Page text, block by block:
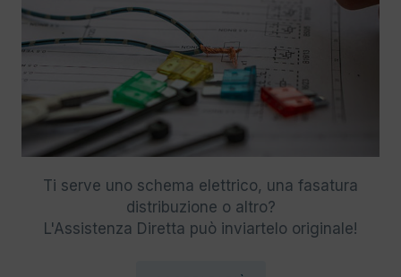
Ti serve uno schema elettrico, una fasatura
distribuzione o altro?
L'Assistenza Diretta può inviartelo originale!